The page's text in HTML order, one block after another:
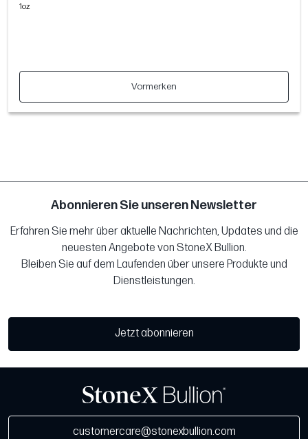
1oz
Vormerken
Abonnieren Sie unseren Newsletter
Erfahren Sie mehr über aktuelle Nachrichten, Updates und die
neuesten Angebote von StoneX Bullion.
Bleiben Sie auf dem Laufenden über unsere Produkte und
Dienstleistungen.
Jetzt abonnieren
customercare@stonexbullion.com